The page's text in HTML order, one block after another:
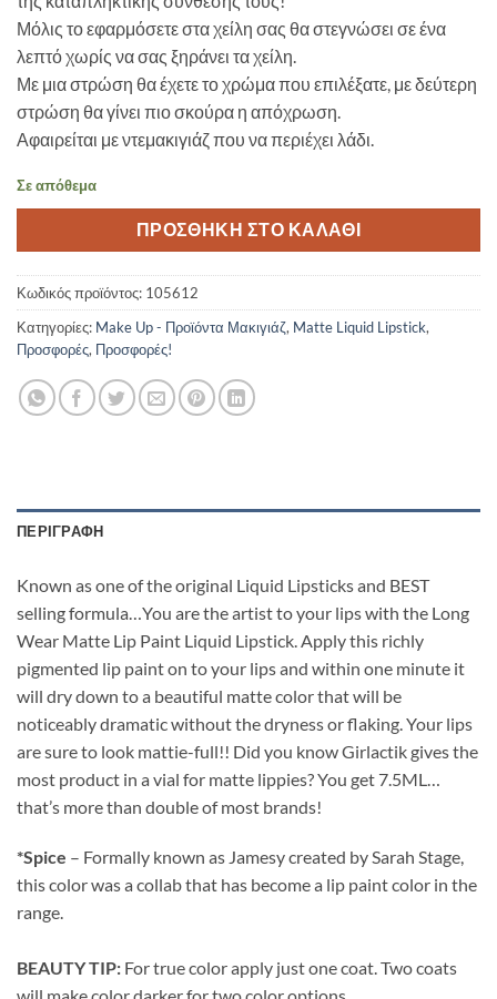
25,00 €.είναι:
15,00 €.
Μόλις το εφαρμόσετε στα χείλη σας θα στεγνώσει σε ένα
λεπτό χωρίς να σας ξηράνει τα χείλη.
Με μια στρώση θα έχετε το χρώμα που επιλέξατε, με δεύτερη
στρώση θα γίνει πιο σκούρα η απόχρωση.
Αφαιρείται με ντεμακιγιάζ που να περιέχει λάδι.
Σε απόθεμα
ΠΡΟΣΘΉΚΗ ΣΤΟ ΚΑΛΆΘΙ
Κωδικός προϊόντος: 105612
Κατηγορίες: Make Up - Προϊόντα Μακιγιάζ, Matte Liquid Lipstick,
Προσφορές, Προσφορές!
ΠΕΡΙΓΡΑΦΉ
Known as one of the original Liquid Lipsticks and BEST
selling formula…You are the artist to your lips with the Long
Wear Matte Lip Paint Liquid Lipstick. Apply this richly
pigmented lip paint on to your lips and within one minute it
will dry down to a beautiful matte color that will be
noticeably dramatic without the dryness or flaking. Your lips
are sure to look mattie-full!! Did you know Girlactik gives the
most product in a vial for matte lippies? You get 7.5ML…
that’s more than double of most brands!
*Spice – Formally known as Jamesy created by Sarah Stage,
this color was a collab that has become a lip paint color in the
range.
BEAUTY TIP: For true color apply just one coat. Two coats